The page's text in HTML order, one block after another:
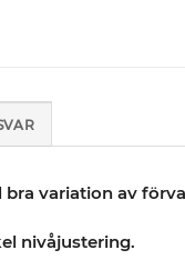
variation av
nivåjustering.